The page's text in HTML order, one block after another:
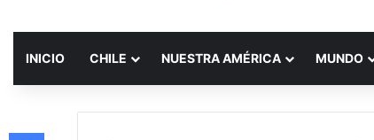
INICIO CHILE NUESTRA AMÉRICA MUNDO
Facebook